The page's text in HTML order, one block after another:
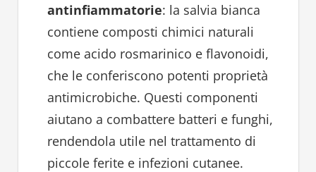
antinfiammatorie: la salvia bianca
contiene composti chimici naturali
come acido rosmarinico e flavonoidi,
che le conferiscono potenti proprietà
antimicrobiche. Questi componenti
aiutano a combattere batteri e funghi,
rendendola utile nel trattamento di
piccole ferite e infezioni cutanee.